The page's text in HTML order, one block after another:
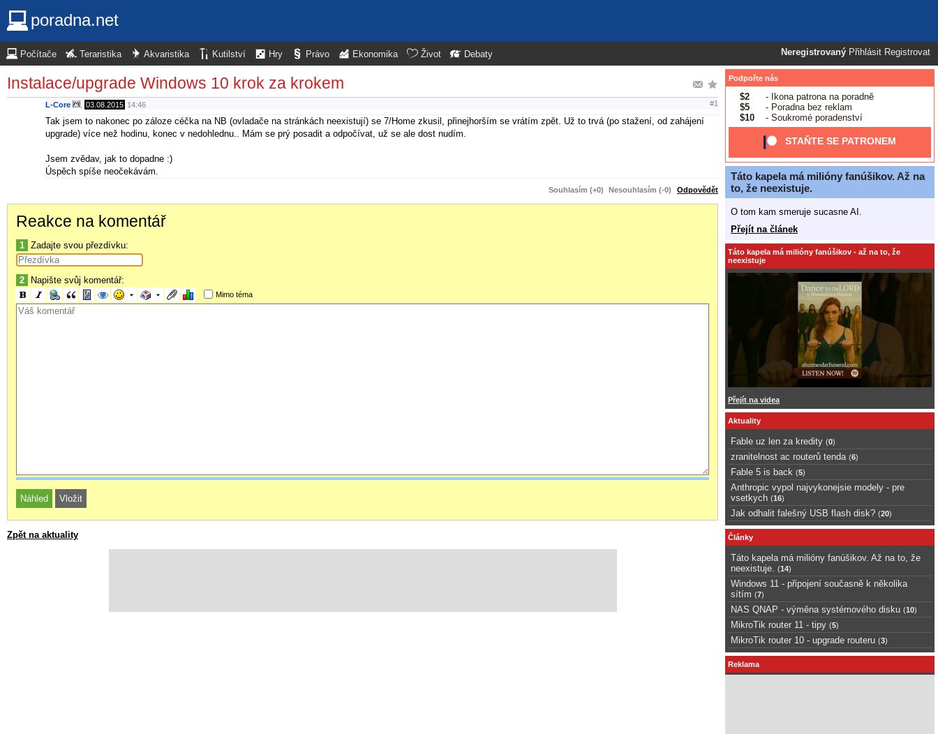
poradna.net
Neregistrovaný Přihlásit Registrovat
Počítače Teraristika Akvaristika Kutilství Hry Právo Ekonomika Život Debaty
Instalace/upgrade Windows 10 krok za krokem
L-Core 03.08.2015 14:46 #1
Tak jsem to nakonec po záloze céčka na NB (ovladače na stránkách neexistují) se 7/Home zkusil, přinejhorším se vrátím zpět. Už to trvá (po stažení, od zahájení
upgrade) více než hodinu, konec v nedohlednu.. Mám se prý posadit a odpočívat, už se ale dost nudím.
Jsem zvědav, jak to dopadne :)
Úspěch spíše neočekávám.
Souhlasím (+0) Nesouhlasím (-0) Odpovědět
Reakce na komentář
1 Zadajte svou přezdívku:
2 Napište svůj komentář:
Mimo téma
Zpět na aktuality
Podpořte nás
$2
- Ikona patrona na poradně
$5
- Poradna bez reklam
$10
- Soukromé poradenství
STAŇTE SE PATRONEM
Táto kapela má milióny fanúšikov. Až na
to, že neexistuje.
O tom kam smeruje sucasne AI.
Přejít na článek
Táto kapela má milióny fanúšikov - až na to, že
neexistuje
Přejít na videa
Aktuality
Fable uz len za kredity (0)
zranitelnost ac routerů tenda (6)
Fable 5 is back (5)
Anthropic vypol najvykonejsie modely - pre
vsetkych (16)
Jak odhalit falešný USB flash disk? (20)
Články
Táto kapela má milióny fanúšikov. Až na to, že
neexistuje.
(14)
Windows 11 - připojení současně k několika
sítím (7)
NAS QNAP - výměna systémového disku (10)
MikroTik router 11 - tipy (5)
MikroTik router 10 - upgrade routeru (3)
Reklama